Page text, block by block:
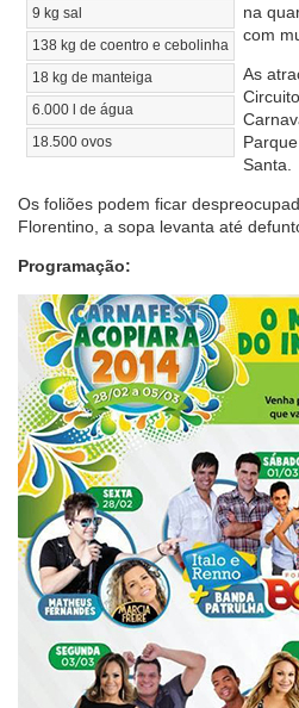
9 kg sal
138 kg de coentro e cebolinha
18 kg de manteiga
6.000 l de água
18.500 ovos
na
com
As
Santa.
Os foliões podem ficar
Florentino, a sopa levanta até
Programação: